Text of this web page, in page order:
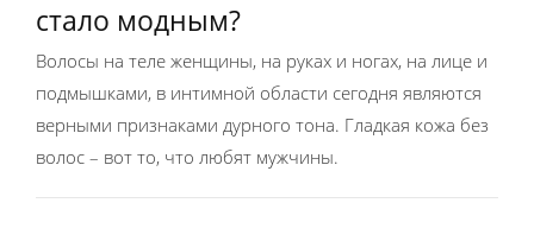
стало модным?
Волосы на теле женщины, на руках и ногах, на лице и
подмышками, в интимной области сегодня являются
верными признаками дурного тона. Гладкая кожа без
волос – вот то, что любят мужчины.